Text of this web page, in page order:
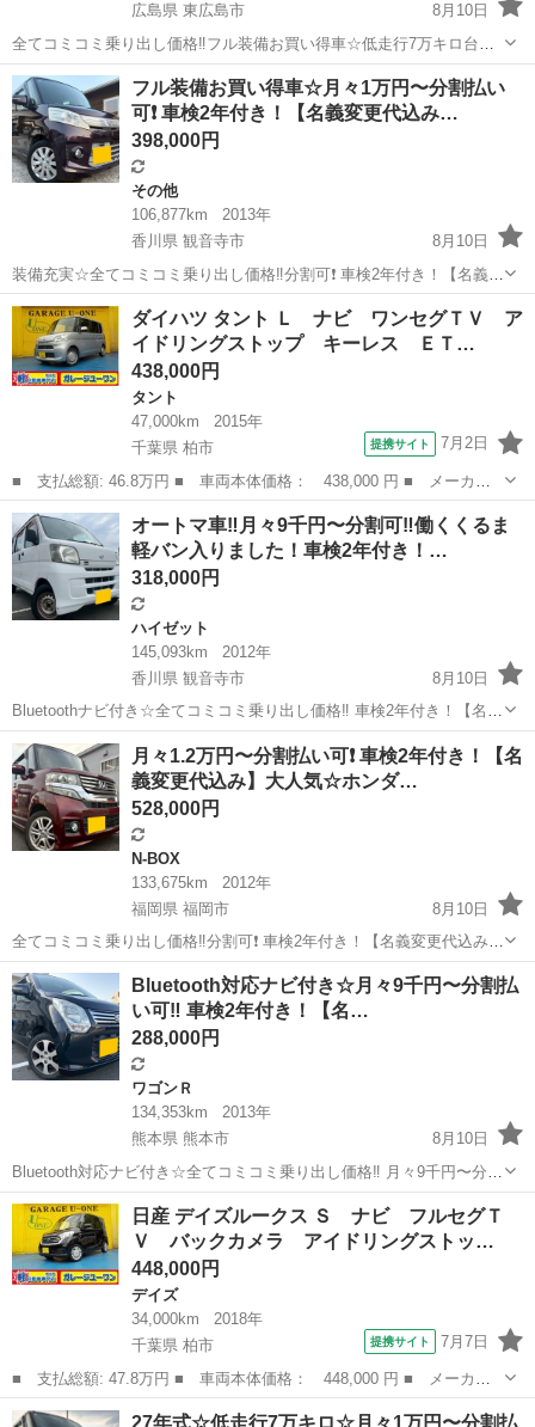
広島県 東広島市
8月10日
全てコミコミ乗り出し価格‼️フル装備お買い得車☆低走行7万キロ台☆
分割可❗️ 車検2年付き！【名義変更代込み】車内広い！大人気☆ムーブ
カスタム Xリミテッド SA ☆純正ナビ付き☆走行中DVD見れます
☆ETC付き☆便利なバ...
広島 東広島市 ムーヴ お買い得
フル装備お買い得車☆月々1万円〜分割払い
可❗️ 車検2年付き！【名義変更代込み…
398,000円
その他
106,877km
2013年
香川県 観音寺市
8月10日
装備充実☆全てコミコミ乗り出し価格‼️分割可❗️ 車検2年付き！【名義変
更代込み】大人気☆スズキ スペーシア カスタムXS☆SDナビ付き☆走
行中DVD見れます☆ETC付き☆便利なバックカメラ付き☆便利な電動
スライドドア付き♪...
香川 観音寺市 その他 走行距離
ダイハツ タント Ｌ ナビ ワンセグＴＶ ア
イドリングストップ キーレス ＥＴ…
438,000円
タント
47,000km
2015年
千葉県 柏市
提携サイト 7月2日
■ 支払総額: 46.8万円 ■ 車両本体価格： 438,000 円 ■ メーカー
名： ダイハツ ■ 車種名： タント ■ グレード名： Ｌ ナビ
ワンセグＴＶ アイドリングストップ キーレス ＥＴＣ ドライブ
レコーダー ...
千葉 柏市 タント
オートマ車‼️月々9千円〜分割可‼️働くくるま
軽バン入りました！車検2年付き！…
318,000円
ハイゼット
145,093km
2012年
香川県 観音寺市
8月10日
Bluetoothナビ付き☆全てコミコミ乗り出し価格‼️ 車検2年付き！【名義
変更代込み】車内広い！人気のダイハツ ハイゼットカーゴ スペシャル
クリーン☆人気のオートマ車♪☆両側スライドドア☆ドラレコ付き！☆
これが便利♪事故...
香川 観音寺市 ハイゼット
月々1.2万円〜分割払い可❗️ 車検2年付き！【名
義変更代込み】大人気☆ホンダ…
528,000円
N-BOX
133,675km
2012年
福岡県 福岡市
8月10日
全てコミコミ乗り出し価格‼️分割可❗️ 車検2年付き！【名義変更代込み】
大人気☆ホンダ N-BOXカスタム G・Lパッケージ☆高年式☆ステアリ
ングスイッチ付き☆Bluetoothナビ付き☆走行中DVD見れます☆便利な
電動スラ...
福岡 福岡市 走行距離
Bluetooth対応ナビ付き☆月々9千円〜分割払
い可‼️ 車検2年付き！【名…
288,000円
ワゴンＲ
134,353km
2013年
熊本県 熊本市
8月10日
Bluetooth対応ナビ付き☆全てコミコミ乗り出し価格‼️ 月々9千円〜分割
払い可‼️ 車検2年付き！！【名義変更代込み】☆スズキワゴンR FXリミ
テッド☆Bluetooth対応ナビ付き☆走行中DVD見れます☆お出かけに...
熊本 熊本市 ワゴンＲ ワゴンR
日産 デイズルークス Ｓ ナビ フルセグＴ
Ｖ バックカメラ アイドリングストッ…
448,000円
デイズ
34,000km
2018年
千葉県 柏市
提携サイト 7月7日
■ 支払総額: 47.8万円 ■ 車両本体価格： 448,000 円 ■ メーカー
名： 日産 ■ 車種名： デイズルークス ■ グレード名： Ｓ ナ
千葉 柏市 デイズ
27年式☆低走行7万キロ☆月々1万円〜分割払